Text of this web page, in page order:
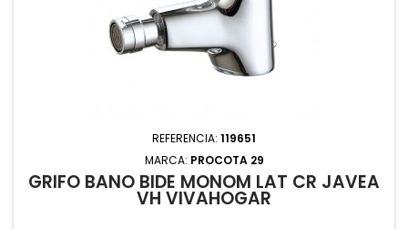
REFERENCIA: 119651
MARCA: PROCOTA 29
GRIFO BAÑO BIDE MONOM LAT CR JAVEA
VH VIVAHOGAR